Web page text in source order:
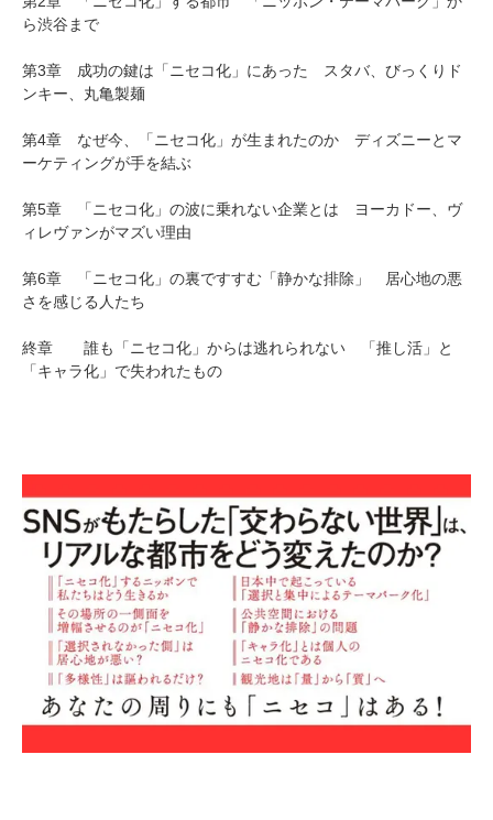
ら渋谷まで
第3章 成功の鍵は「ニセコ化」にあった スタバ、びっくりド
ンキー、丸亀製麺
第4章 なぜ今、「ニセコ化」が生まれたのか ディズニーとマ
ーケティングが手を結ぶ
第5章 「ニセコ化」の波に乗れない企業とは ヨーカドー、ヴ
ィレヴァンがマズい理由
第6章 「ニセコ化」の裏ですすむ「静かな排除」 居心地の悪
さを感じる人たち
終章 誰も「ニセコ化」からは逃れられない 「推し活」と
「キャラ化」で失われたもの